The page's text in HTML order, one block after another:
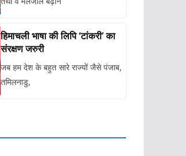
हिमाचली भाषा की लिपि ‘टांकरी’ का
संरक्षण जरुरी
जब हम देश के बहुत सारे राज्यों जैसे पंजाब,
तमिलनाडु,